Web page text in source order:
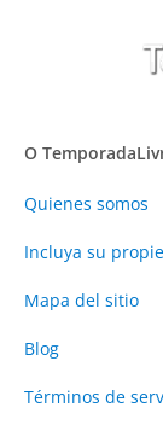
O
Quienes somos
Incluya su
Mapa del sitio
Blog
Términos de